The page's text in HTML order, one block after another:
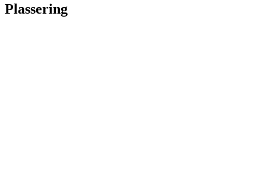
Plassering